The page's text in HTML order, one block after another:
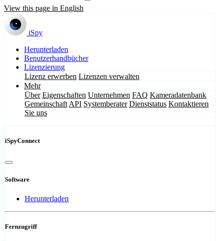
View this page in English
iSpy
Herunterladen
Benutzerhandbücher
Lizenzierung
Lizenz erwerben Lizenzen verwalten
Mehr
Über Eigenschaften Unternehmen FAQ Kameradatenbank
Gemeinschaft API Systemberater Dienststatus Kontaktieren
Sie uns
iSpyConnect
Software
Herunterladen
Fernzugriff